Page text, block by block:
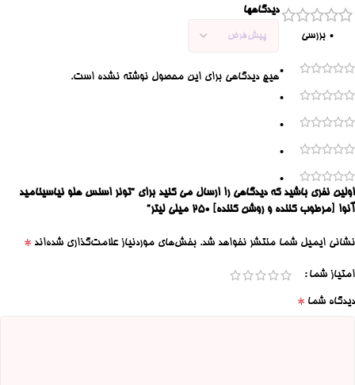
0 بررسی
0
0
0
0
0
دیدگاهها
هیچ دیدگاهی برای این محصول نوشته نشده است.
اولین نفری باشید که دیدگاهی را ارسال می کنید برای “تونر اسنس هلو نیاسینامید
آنوا [مرطوب کننده و روشن کننده] 250 میلی لیتر”
نشانی ایمیل شما منتشر نخواهد شد. بخش‌های موردنیاز علامت‌گذاری شده‌اند *
امتیاز شما
دیدگاه شما *